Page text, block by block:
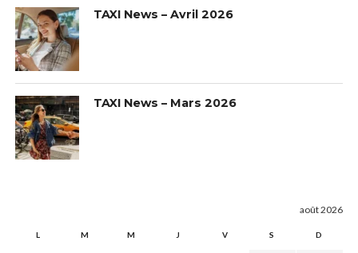
TAXI News – Avril 2026
TAXI News – Mars 2026
août 2026
L M M J V S D